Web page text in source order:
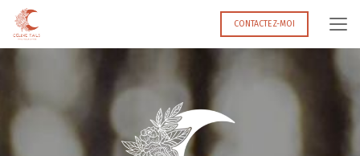
Aller
contenu
CONTACTEZ-MOI